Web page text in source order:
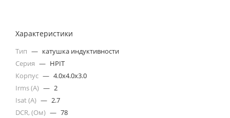
Характеристики
Тип — катушка индуктивности
Серия — HPIT
Корпус — 4.0x4.0x3.0
Irms (A) — 2
Isat (A) — 2.7
DCR, (Ом) — 78